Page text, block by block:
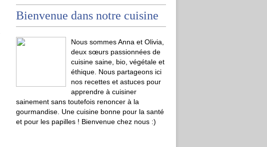
Bienvenue dans notre cuisine
Nous sommes Anna et Olivia,
deux sœurs passionnées de
cuisine saine, bio, végétale et
éthique. Nous partageons ici
nos recettes et astuces pour
apprendre à cuisiner
sainement sans toutefois renoncer à la
gourmandise. Une cuisine bonne pour la santé
et pour les papilles ! Bienvenue chez nous :)